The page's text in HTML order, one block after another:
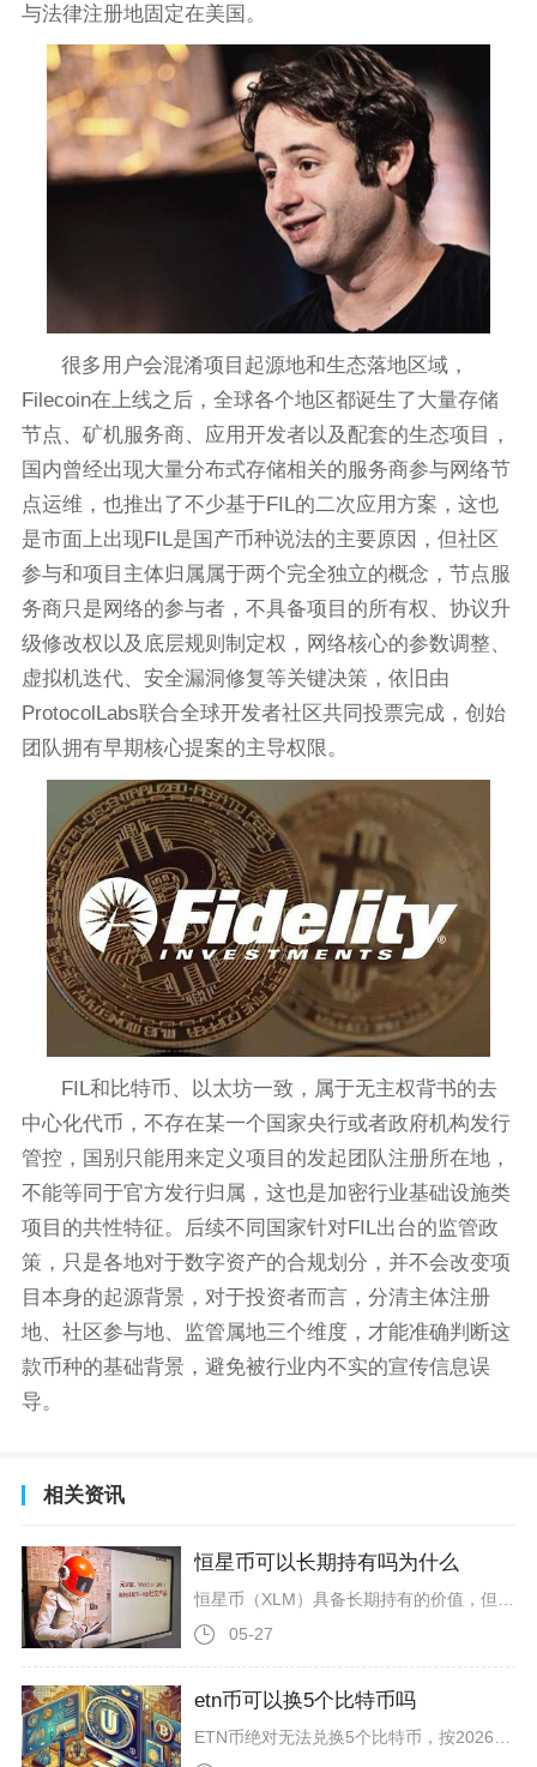
与法律注册地固定在美国。
很多用户会混淆项目起源地和生态落地区域，
Filecoin在上线之后，全球各个地区都诞生了大量存储
节点、矿机服务商、应用开发者以及配套的生态项目，
国内曾经出现大量分布式存储相关的服务商参与网络节
点运维，也推出了不少基于FIL的二次应用方案，这也
是市面上出现FIL是国产币种说法的主要原因，但社区
参与和项目主体归属属于两个完全独立的概念，节点服
务商只是网络的参与者，不具备项目的所有权、协议升
级修改权以及底层规则制定权，网络核心的参数调整、
虚拟机迭代、安全漏洞修复等关键决策，依旧由
ProtocolLabs联合全球开发者社区共同投票完成，创始
团队拥有早期核心提案的主导权限。
FIL和比特币、以太坊一致，属于无主权背书的去
中心化代币，不存在某一个国家央行或者政府机构发行
管控，国别只能用来定义项目的发起团队注册所在地，
不能等同于官方发行归属，这也是加密行业基础设施类
项目的共性特征。后续不同国家针对FIL出台的监管政
策，只是各地对于数字资产的合规划分，并不会改变项
目本身的起源背景，对于投资者而言，分清主体注册
地、社区参与地、监管属地三个维度，才能准确判断这
款币种的基础背景，避免被行业内不实的宣传信息误
导。
相关资讯
恒星币可以长期持有吗为什么
05-27
etn币可以换5个比特币吗
ETN币绝对无法兑换5个比特币，按2026年4月最新市场实时汇率，1个比特币约等于6518万枚ETN，5个比特币则需要约3.26亿枚ETN，而当前ETN单枚价值仅0.0000000153BTC（约0.001美元、0.0069元人民币），两者价值差距达到数千万倍，这个结论完全基于CoinCodex、CoinEx、HTX等主流加密数据平台的实时报价与兑换计算，不存在任何可实现的空间。从核心兑换数据拆解，当前1ETN≈0.0000000153BTC，反向换算1BTC≈65,180,